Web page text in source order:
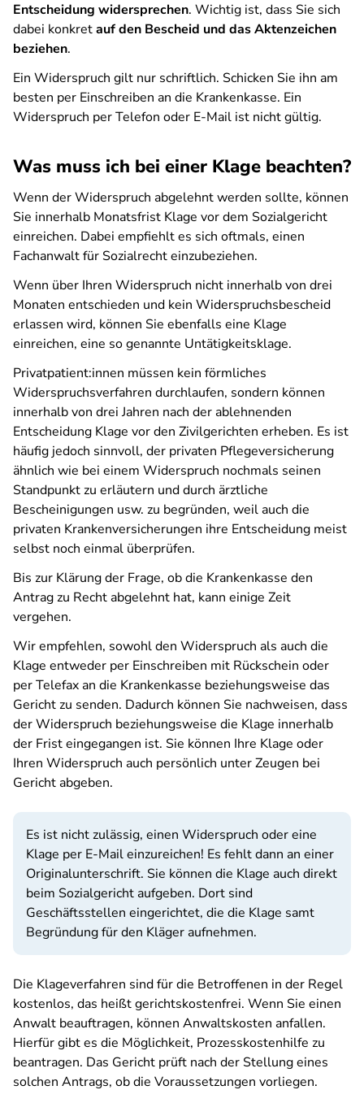
Entscheidung widersprechen. Wichtig ist, dass Sie sich
dabei konkretauf den Bescheid und das Aktenzeichen
beziehen.
Ein Widerspruch gilt nur schriftlich. Schicken Sie ihn am
besten per Einschreiben an die Krankenkasse. Ein
Widerspruch per Telefon oder E-Mail ist nicht gültig.
Was muss ich bei einer Klage beachten?
Wenn der Widerspruch abgelehnt werden sollte, können
Sie innerhalb Monatsfrist Klage vor dem Sozialgericht
einreichen. Dabei empfiehlt es sich oftmals, einen
Fachanwalt für Sozialrecht einzubeziehen.
Wenn über Ihren Widerspruch nicht innerhalb von drei
Monaten entschieden und kein Widerspruchsbescheid
erlassen wird, können Sie ebenfalls eine Klage
einreichen, eine so genannte Untätigkeitsklage.
Privatpatient:innen müssen kein förmliches
Widerspruchsverfahren durchlaufen, sondern können
innerhalb von drei Jahren nach der ablehnenden
Entscheidung Klage vor den Zivilgerichten erheben. Es ist
häufig jedoch sinnvoll, der privaten Pflegeversicherung
ähnlich wie bei einem Widerspruch nochmals seinen
Standpunkt zu erläutern und durch ärztliche
Bescheinigungen usw. zu begründen, weil auch die
privaten Krankenversicherungen ihre Entscheidung meist
selbst noch einmal überprüfen.
Bis zur Klärung der Frage, ob die Krankenkasse den
Antrag zu Recht abgelehnt hat, kann einige Zeit
vergehen.
Wir empfehlen, sowohl den Widerspruch als auch die
Klage entweder per Einschreiben mit Rückschein oder
per Telefax an die Krankenkasse beziehungsweise das
Gericht zu senden. Dadurch können Sie nachweisen, dass
der Widerspruch beziehungsweise die Klage innerhalb
der Frist eingegangen ist. Sie können Ihre Klage oder
Ihren Widerspruch auch persönlich unter Zeugen bei
Gericht abgeben.
Es ist nicht zulässig, einen Widerspruch oder eine
Klage per E-Mail einzureichen! Es fehlt dann an einer
Originalunterschrift. Sie können die Klage auch direkt
beim Sozialgericht aufgeben. Dort sind
Geschäftsstellen eingerichtet, die die Klage samt
Begründung für den Kläger aufnehmen.
Die Klageverfahren sind für die Betroffenen in der Regel
kostenlos, das heißt gerichtskostenfrei. Wenn Sie einen
Anwalt beauftragen, können Anwaltskosten anfallen.
Hierfür gibt es die Möglichkeit, Prozesskostenhilfe zu
beantragen. Das Gericht prüft nach der Stellung eines
solchen Antrags, ob die Voraussetzungen vorliegen.